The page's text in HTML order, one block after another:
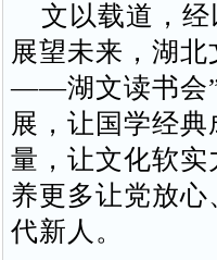
文以载道，经
展望未来，湖
——湖文读书会”
展，让国学经
量，让文化软
养更多让党放
代新人。